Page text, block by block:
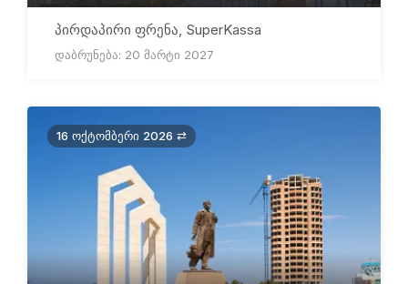
პირდაპირი ფრენა, SuperKassa
დაბრუნება: 20 მარტი 2027
16 ოქტომბერი 2026 ⇄